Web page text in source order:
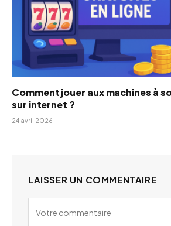
Comment jouer aux machines à
sur internet ?
24 avril 2026
LAISSER UN COMMENTAIRE